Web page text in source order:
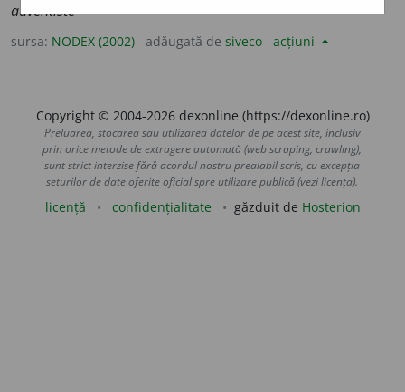
adventiste
sursa: NODEX (2002) adăugată de siveco acțiuni
Copyright © 2004-2026 dexonline (https://dexonline.ro)
Preluarea, stocarea sau utilizarea datelor de pe acest site, inclusiv
prin orice metode de extragere automată (web scraping, crawling),
sunt strict interzise fără acordul nostru prealabil scris, cu excepția
seturilor de date oferite oficial spre utilizare publică (vezi licența).
licență confidențialitate găzduit de Hosterion